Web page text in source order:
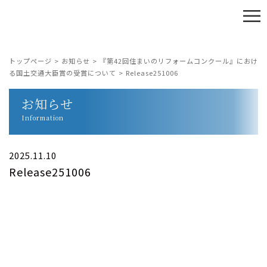
≡
トップページ > お知らせ >
『第42回住まいのリフォームコンクール』におけ
る国土交通大臣賞の受賞について > Release251006
お知らせ
Information
2025.11.10
Release251006